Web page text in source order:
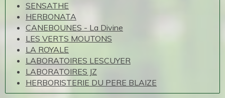
SENSATHE
HERBONATA
CANEBOUNES - La Divine
LES VERTS MOUTONS
LA ROYALE
LABORATOIRES LESCUYER
LABORATOIRES JZ
HERBORISTERIE DU PERE BLAIZE